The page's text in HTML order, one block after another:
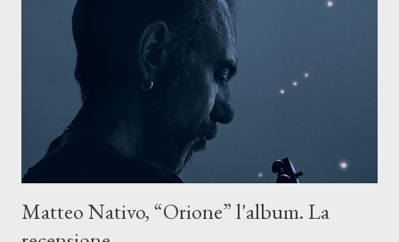
forma di assoluzione, nel vivere e nel suonare, nel trovare respiro
anche quando l’aria sembra farsi più densa. Il brano è anche una
dichiarazione d’intenti: Cico Messina apre il suo nuovo percorso
artistico con una composizi...
Matteo Nativo, “Orione” l'album. La